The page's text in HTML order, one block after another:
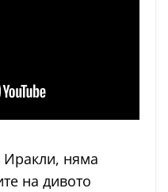
няма
на дивото